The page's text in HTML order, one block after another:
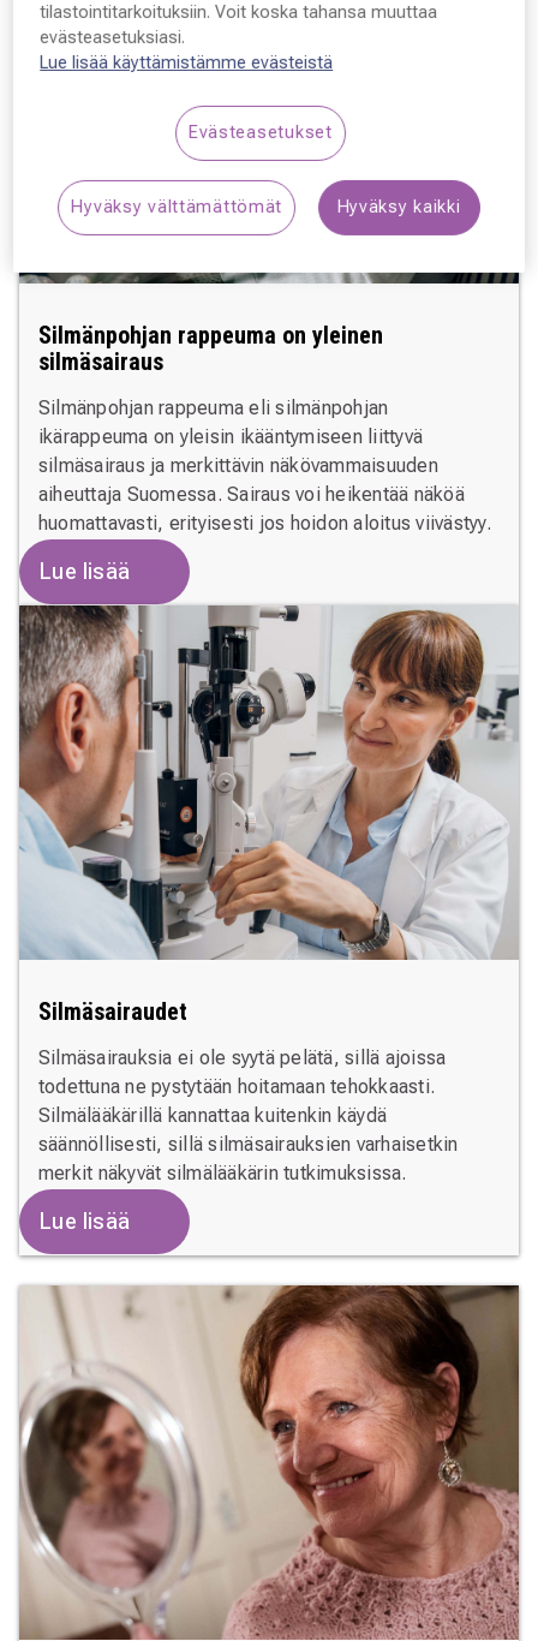
Silmänpohjan rappeuma on yleinen
silmäsairaus
Silmänpohjan rappeuma eli silmänpohjan
ikärappeuma on yleisin ikääntymiseen liittyvä
silmäsairaus ja merkittävin näkövammaisuuden
aiheuttaja Suomessa. Sairaus voi heikentää näköä
huomattavasti, erityisesti jos hoidon aloitus viivästyy.
Lue lisää
Silmäsairaudet
Silmäsairauksia ei ole syytä pelätä, sillä ajoissa
todettuna ne pystytään hoitamaan tehokkaasti.
Silmälääkärillä kannattaa kuitenkin käydä
säännöllisesti, sillä silmäsairauksien varhaisetkin
merkit näkyvät silmälääkärin tutkimuksissa.
Lue lisää
tilastointitarkoituksiin. Voit koska tahansa muuttaa
evästeasetuksiasi.
Lue lisää käyttämistämme evästeistä
Evästeasetukset
Hyväksy välttämättömät Hyväksy kaikki